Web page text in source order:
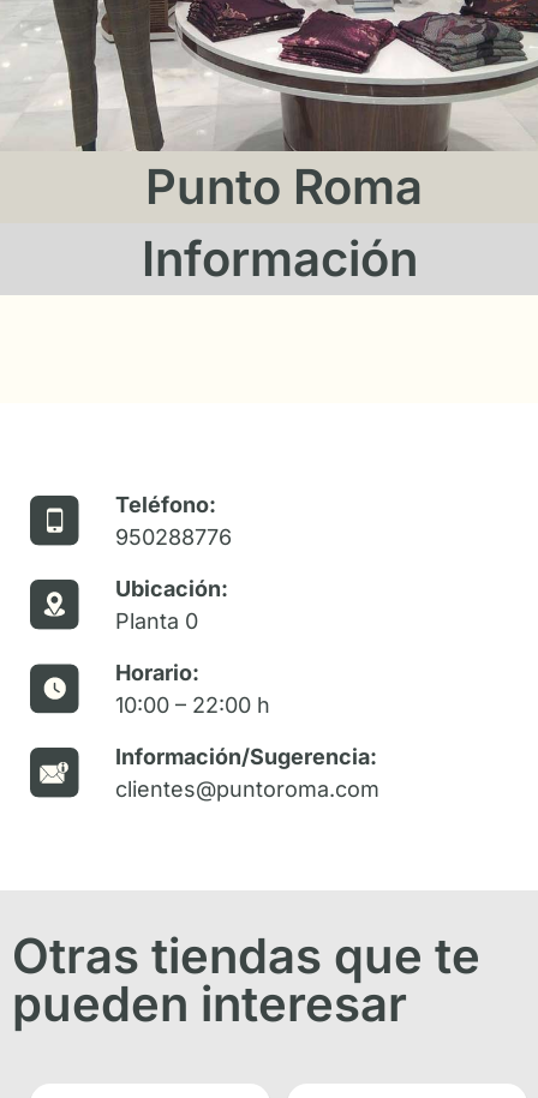
Punto Roma
Información
Teléfono:
950288776
Ubicación:
Planta 0
Horario:
10:00 – 22:00 h
Información/Sugerencia:
clientes@puntoroma.com
Otras tiendas que te
pueden interesar